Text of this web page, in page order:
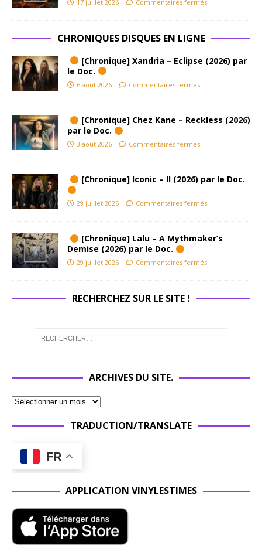
17 juillet 2026 Commentaires fermés
CHRONIQUES DISQUES EN LIGNE
[Chronique] Xandria – Eclipse (2026) par
le Doc.
6 août 2026 Commentaires fermés
[Chronique] Chez Kane – Reckless (2026)
par le Doc.
3 août 2026 Commentaires fermés
[Chronique] Iconic – II (2026) par le Doc.
29 juillet 2026 Commentaires fermés
[Chronique] Lalu – A Mythmaker’s
Demise (2026) par le Doc.
29 juillet 2026 Commentaires fermés
RECHERCHEZ SUR LE SITE !
ARCHIVES DU SITE.
TRADUCTION/TRANSLATE
FR
APPLICATION VINYLESTIMES